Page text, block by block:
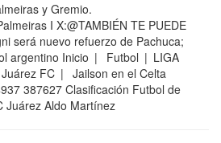
y Gremio.
I X:@TAMBIÉN TE PUEDE
será nuevo refuerzo de Pachuca;
argentino Inicio | Futbol | LIGA
FC | Jailson en el Celta
387627 Clasificación Futbol de
Juárez Aldo Martínez